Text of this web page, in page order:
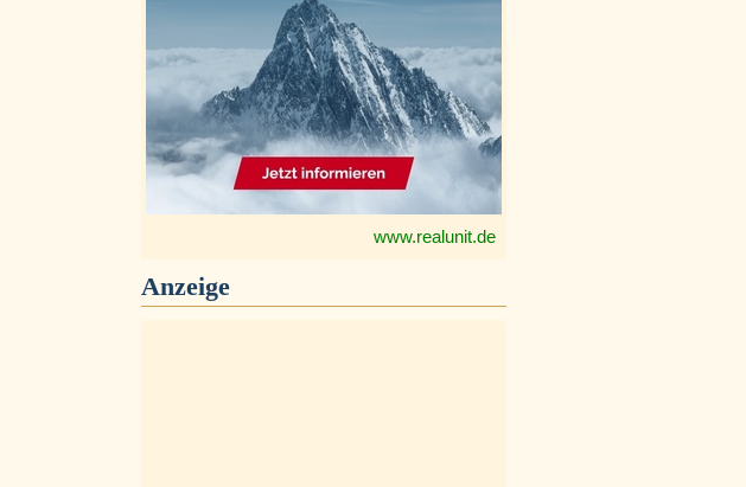
www.realunit.de
Anzeige